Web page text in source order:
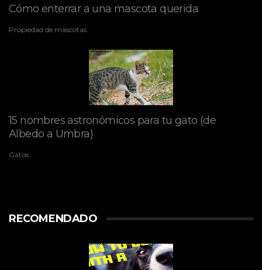
Cómo enterrar a una mascota querida
Propiedad de mascotas
15 nombres astronómicos para tu gato (de
Albedo a Umbra)
Gatos
RECOMENDADO